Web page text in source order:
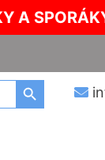
A
Search Button